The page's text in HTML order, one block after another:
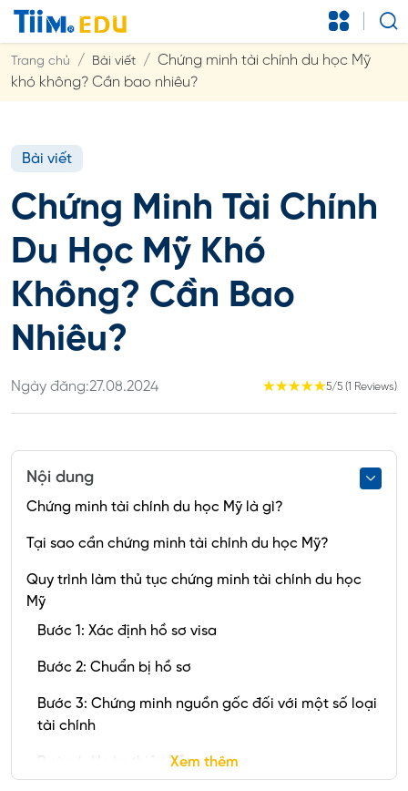
Trang chủ Bài viết
Chứng minh tài chính du học Mỹ
khó không? Cần bao nhiêu?
Bài viết
Chứng Minh Tài Chính
Du Học Mỹ Khó
Không? Cần Bao
Nhiêu?
Ngày đăng:27.08.2024 ☆
☆
☆
☆
☆ 5/5 (1 Reviews)
Nội dung
Chứng minh tài chính du học Mỹ là gì?
Tại sao cần chứng minh tài chính du học Mỹ?
Quy trình làm thủ tục chứng minh tài chính du học
Mỹ
Bước 1: Xác định hồ sơ visa
Bước 2: Chuẩn bị hồ sơ
Bước 3: Chứng minh nguồn gốc đối với một số loại
tài chính
Bước 4: Hoàn thiện hồ sơ
Xem thêm